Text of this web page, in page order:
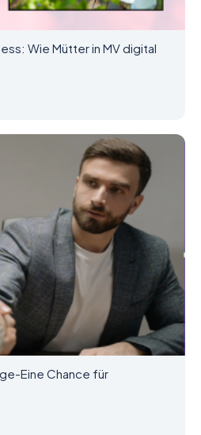
Wie Mütter in MV digital
Eine Chance für